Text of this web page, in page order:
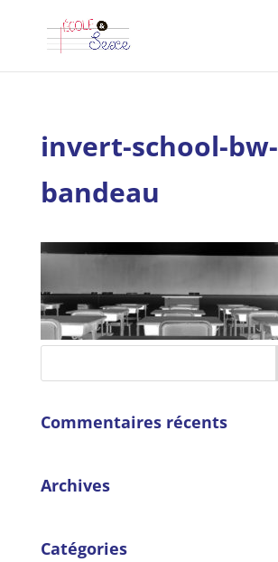
invert-school-bw-
bandeau
Commentaires récents
Archives
Catégories